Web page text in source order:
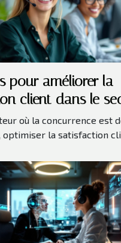
pour améliorer la
client dans le
où la concurrence est
optimiser la satisfaction